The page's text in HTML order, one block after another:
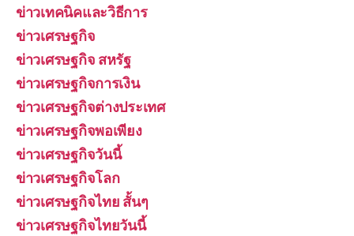
ข่าวเทคนิคและวิธีการ
ข่าวเศรษฐกิจ
ข่าวเศรษฐกิจ สหรัฐ
ข่าวเศรษฐกิจการเงิน
ข่าวเศรษฐกิจต่างประเทศ
ข่าวเศรษฐกิจพอเพียง
ข่าวเศรษฐกิจวันนี้
ข่าวเศรษฐกิจโลก
ข่าวเศรษฐกิจไทย สั้นๆ
ข่าวเศรษฐกิจไทยวันนี้